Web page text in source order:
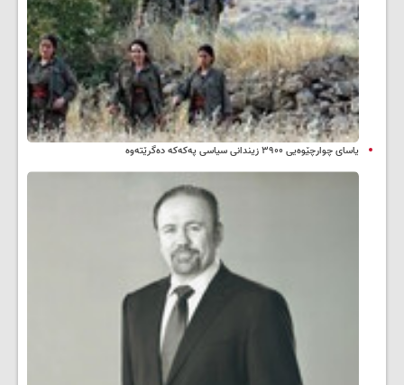
یاسای چوارچێوەیی ۳۹۰۰ زیندانی سیاسی پەکەکە دەگرێتەوە